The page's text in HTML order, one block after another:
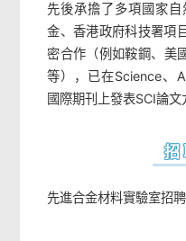
先後承擔了多項國家
金、香港政府科技署項
密合作（例如鞍鋼、美
等），已在Science、
國際期刊上發表SCI論文
招
先進合金材料實驗室招